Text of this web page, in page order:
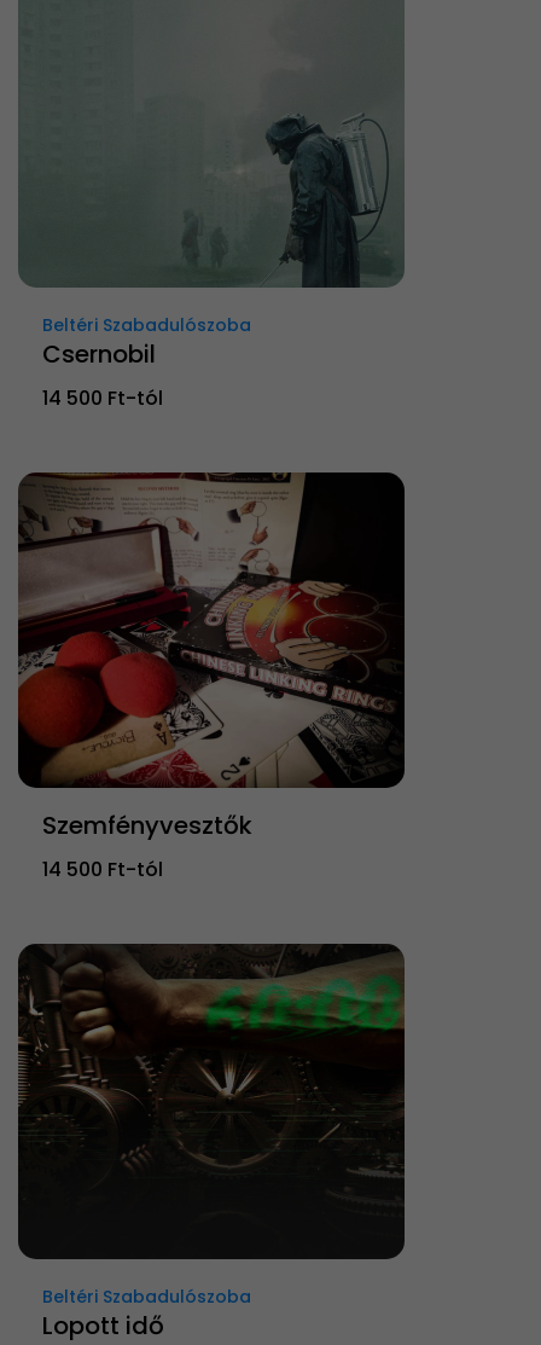
Beltéri Szabadulószoba
Csernobil
14 500 Ft-tól
Szemfényvesztők
14 500 Ft-tól
Beltéri Szabadulószoba
Lopott idő